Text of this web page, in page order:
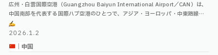
広州・白雲国際空港（Guangzhou Baiyun International Airport／CAN）は、
中国南部を代表する国際ハブ空港のひとつで、アジア・ヨーロッパ・中東路線の
乗り継ぎ拠点として利用する方も多い空港 …
2026.1.2
｜中国